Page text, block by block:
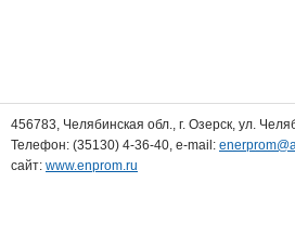
456783, Челябинская обл., г. Озерск, ул.
Телефон: (35130) 4-36-40, e-mail:
сайт: www.enprom.ru